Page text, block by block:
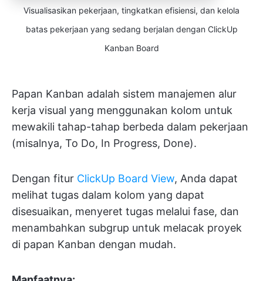
Visualisasikan pekerjaan, tingkatkan efisiensi, dan kelola
batas pekerjaan yang sedang berjalan dengan ClickUp
Kanban Board
Papan Kanban adalah sistem manajemen alur
kerja visual yang menggunakan kolom untuk
mewakili tahap-tahap berbeda dalam pekerjaan
(misalnya, To Do, In Progress, Done).
Dengan fitur ClickUp Board View, Anda dapat
melihat tugas dalam kolom yang dapat
disesuaikan, menyeret tugas melalui fase, dan
menambahkan subgrup untuk melacak proyek
di papan Kanban dengan mudah.